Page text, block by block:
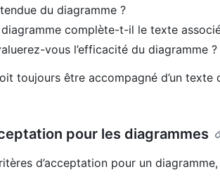
du diagramme ?
complète-t-il le texte
vous l’efficacité du diagramme ?
toujours être accompagné d’un
pour les diagrammes
d’acceptation pour un